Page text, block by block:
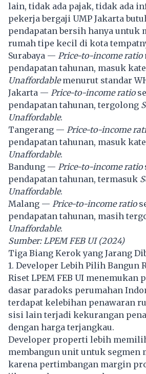
lain, tidak ada pajak, tidak ada
pekerja bergaji UMP Jakarta
pendapatan bersih hanya untuk
rumah tipe kecil di kota
Surabaya — Price-to-income ratio
pendapatan tahunan, masuk
Unaffordablemenurut standar
Jakarta — Price-to-income ratio
pendapatan tahunan, tergolong
Unaffordable.
Tangerang — Price-to-income
pendapatan tahunan, masuk
Unaffordable.
Bandung — Price-to-income ratio
pendapatan tahunan, termasuk
Unaffordable.
Malang — Price-to-income ratio
pendapatan tahunan, masih
Unaffordable.
Sumber: LPEM FEB UI (2024)
Tiga Biang Kerok yang Jarang
1. Developer Lebih Pilih Bangun
Riset LPEM FEB UI menemukan
dasar paradoks perumahan
terdapat kelebihan penawaran
sisi lain terjadi kekurangan
dengan harga terjangkau.
Developer properti lebih
membangun unit untuk segmen
karena pertimbangan margin